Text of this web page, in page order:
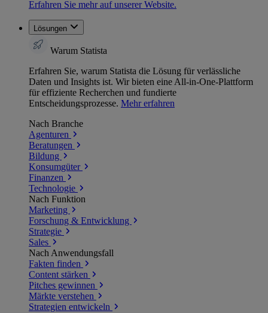
Erfahren Sie mehr auf unserer Website.
Lösungen
Warum Statista
Erfahren Sie, warum Statista die Lösung für verlässliche
Daten und Insights ist. Wir bieten eine All-in-One-Plattform
für effiziente Recherchen und fundierte
Entscheidungsprozesse. Mehr erfahren
Nach Branche
Agenturen
Beratungen
Bildung
Konsumgüter
Finanzen
Technologie
Nach Funktion
Marketing
Forschung & Entwicklung
Strategie
Sales
Nach Anwendungsfall
Fakten finden
Content stärken
Pitches gewinnen
Märkte verstehen
Strategien entwickeln